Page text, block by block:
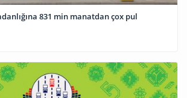
831 min manatdan çox pul